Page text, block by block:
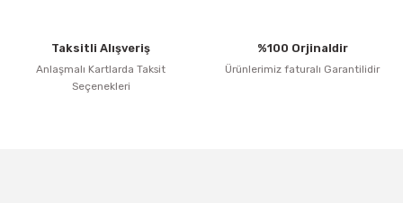
Taksitli Alışveriş
Anlaşmalı Kartlarda Taksit
Seçenekleri
%100 Orjinaldir
Ürünlerimiz faturalı Garantilidir